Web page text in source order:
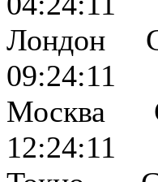
Лондон
09:24:12
Москва
12:24:12